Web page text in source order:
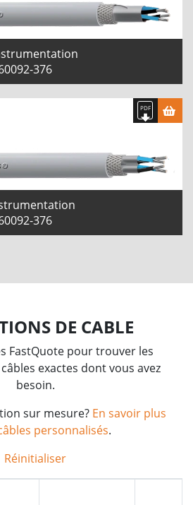
376
376
DE CABLE
FastQuote pour trouver les
exactes dont vous avez
besoin.
sur mesure? En savoir plus
personnalisés.
Réinitialiser